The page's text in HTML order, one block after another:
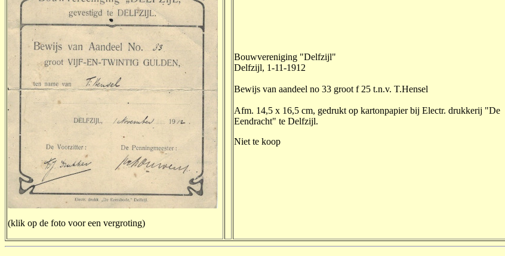
(klik op de foto voor een vergroting)
Bouwvereniging "Delfzijl"
Delfzijl, 1-11-1912
Bewijs van aandeel no 33 groot f 25 t.n.v. T.Hensel
Afm. 14,5 x 16,5 cm, gedrukt op kartonpapier bij Electr. drukkerij "De
Eendracht" te Delfzijl.
Niet te koop